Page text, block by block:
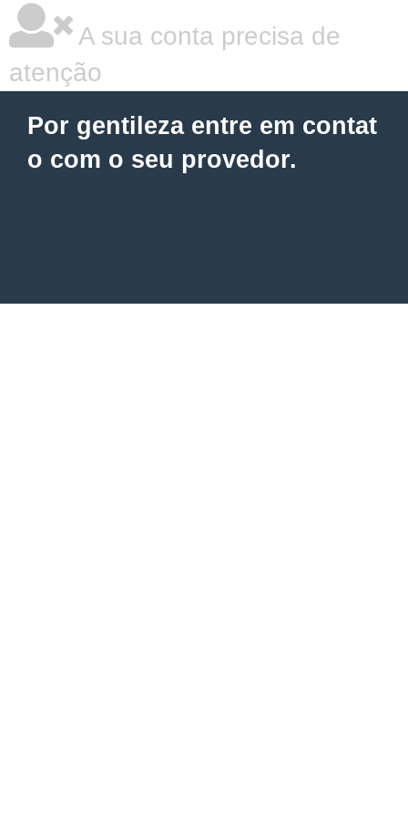
A sua conta precisa de
atenção
Por gentileza entre em contat
o com o seu provedor.